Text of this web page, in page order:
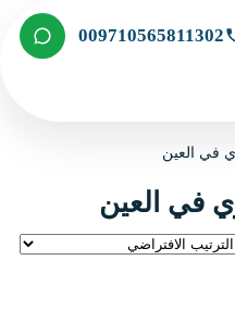
009710565811302
في العين
في العين